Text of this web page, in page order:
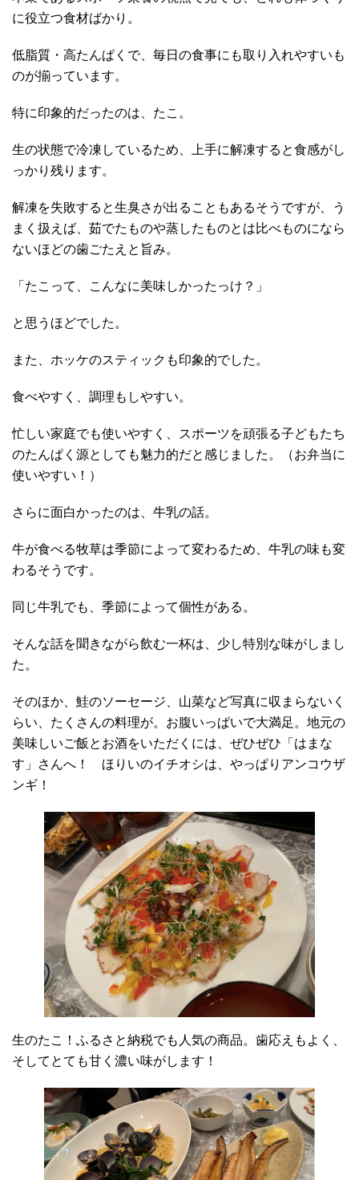
に役立つ食材ばかり。
低脂質・高たんぱくで、毎日の食事にも取り入れやすいも
のが揃っています。
特に印象的だったのは、たこ。
生の状態で冷凍しているため、上手に解凍すると食感がし
っかり残ります。
解凍を失敗すると生臭さが出ることもあるそうですが、う
まく扱えば、茹でたものや蒸したものとは比べものになら
ないほどの歯ごたえと旨み。
「たこって、こんなに美味しかったっけ？」
と思うほどでした。
また、ホッケのスティックも印象的でした。
食べやすく、調理もしやすい。
忙しい家庭でも使いやすく、スポーツを頑張る子どもたち
のたんぱく源としても魅力的だと感じました。（お弁当に
使いやすい！）
さらに面白かったのは、牛乳の話。
牛が食べる牧草は季節によって変わるため、牛乳の味も変
わるそうです。
同じ牛乳でも、季節によって個性がある。
そんな話を聞きながら飲む一杯は、少し特別な味がしまし
た。
そのほか、鮭のソーセージ、山菜など写真に収まらないく
らい、たくさんの料理が。お腹いっぱいで大満足。地元の
美味しいご飯とお酒をいただくには、ぜひぜひ「はまな
す」さんへ！ ほりいのイチオシは、やっぱりアンコウザ
ンギ！
生のたこ！ふるさと納税でも人気の商品。歯応えもよく、
そしてとても甘く濃い味がします！